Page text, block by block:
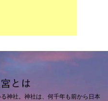
神社。 神社は、何千年も前から日本